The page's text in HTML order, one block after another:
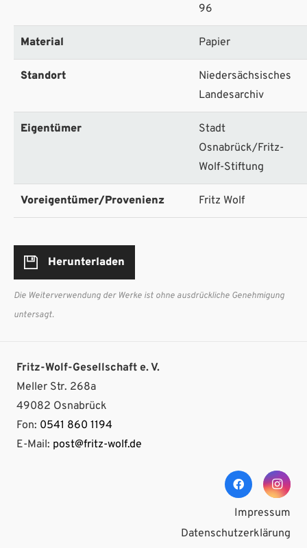
96
Material Papier
Standort
Niedersächsisches
Landesarchiv
Eigentümer
Stadt
Osnabrück/Fritz-
Wolf-Stiftung
Voreigentümer/Provenienz Fritz Wolf
Herunterladen
Die Weiterverwendung der Werke ist ohne ausdrückliche Genehmigung
untersagt.
Fritz-Wolf-Gesellschaft e. V.
Meller Str. 268a
49082 Osnabrück
Fon: 0541 860 1194
E-Mail: post@fritz-wolf.de
Impressum
Datenschutzerklärung